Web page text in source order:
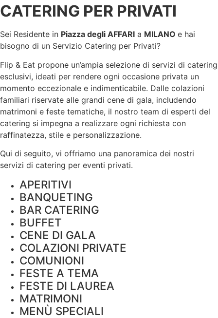
CATERING PER PRIVATI
Sei Residente in Piazza degli AFFARI a MILANO e hai
bisogno di un Servizio Catering per Privati?
Flip & Eat propone un’ampia selezione di servizi di catering
esclusivi, ideati per rendere ogni occasione privata un
momento eccezionale e indimenticabile. Dalle colazioni
familiari riservate alle grandi cene di gala, includendo
matrimoni e feste tematiche, il nostro team di esperti del
catering si impegna a realizzare ogni richiesta con
raffinatezza, stile e personalizzazione.
Qui di seguito, vi offriamo una panoramica dei nostri
servizi di catering per eventi privati.
APERITIVI
BANQUETING
BAR CATERING
BUFFET
CENE DI GALA
COLAZIONI PRIVATE
COMUNIONI
FESTE A TEMA
FESTE DI LAUREA
MATRIMONI
MENÙ SPECIALI